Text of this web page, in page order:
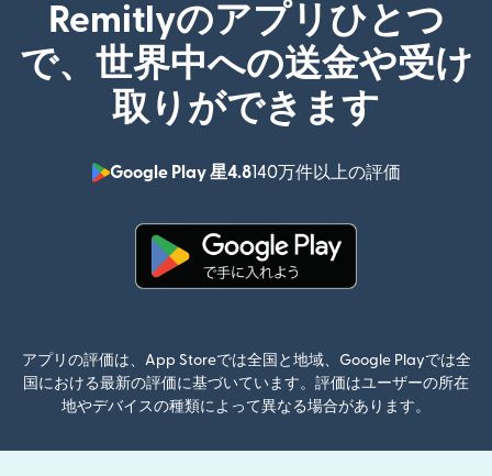
Remitlyのアプリひとつ
で、世界中への送金や受け
取りができます
Google Play 星4.8140万件以上の評価
（別ウィン
アプリの評価は、App Storeでは全国と地域、Google Playでは全
国における最新の評価に基づいています。評価はユーザーの所在
地やデバイスの種類によって異なる場合があります。